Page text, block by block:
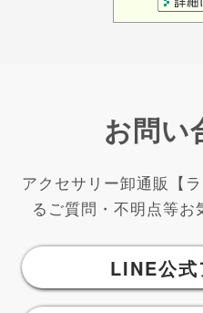
お問い
アクセサリー卸通販【
るご質問・不明点等お
LINE公式